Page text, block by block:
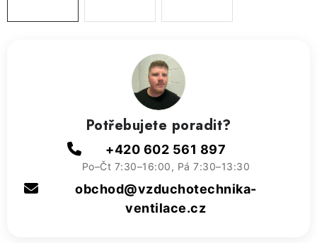
Potřebujete poradit?
+420 602 561 897
Po–Čt 7:30–16:00, Pá 7:30–13:30
obchod@vzduchotechnika-
ventilace.cz